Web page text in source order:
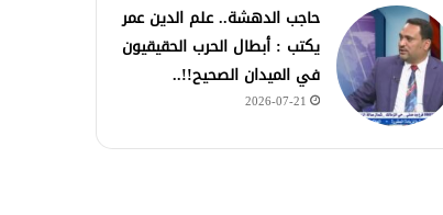
حاجب الدهشة.. علم الدين عمر
يكتب : أبطال الحرب الحقيقيون
في الميدان الصحيح!!..
2026-07-21